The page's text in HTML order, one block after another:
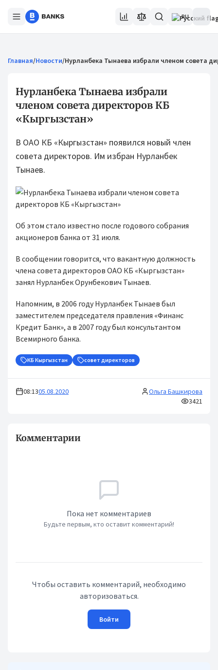
RU
Главная/Новости/Нурланбека Тынаева избрали членом совета
Нурланбека Тынаева избрали
членом совета директоров КБ
«Кыргызстан»
В ОАО КБ «Кыргызстан» появился новый член
совета директоров. Им избран Нурланбек
Тынаев.
Об этом стало известно после годового собрания
акционеров банка от 31 июля.
В сообщении говорится, что вакантную должность
члена совета директоров ОАО КБ «Кыргызстан»
занял Нурланбек Орунбекович Тынаев.
Напомним, в 2006 году Нурланбек Тынаев был
заместителем председателя правления «Финанс
Кредит Банк», а в 2007 году был консультантом
Всемирного банка.
КБ Кыргызстан совет директоров
08:1305.08.2020
Ольга Башкирова
3421
Комментарии
Пока нет комментариев
Будьте первым, кто оставит комментарий!
Чтобы оставить комментарий, необходимо
авторизоваться.
Войти